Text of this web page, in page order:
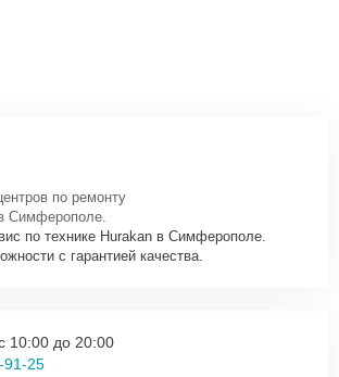
по ремонту
Симферополе.
по технике Hurakan в Симферополе.
с гарантией качества.
10:00 до 20:00
91-25